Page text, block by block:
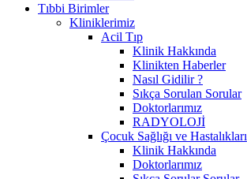
Tıbbi Birimler
Kliniklerimiz
Acil Tıp
Klinik Hakkında
Klinikten Haberler
Nasıl Gidilir ?
Sıkça Sorulan Sorular
Doktorlarımız
RADYOLOJİ
Çocuk Sağlığı ve Hastalıkları
Klinik Hakkında
Doktorlarımız